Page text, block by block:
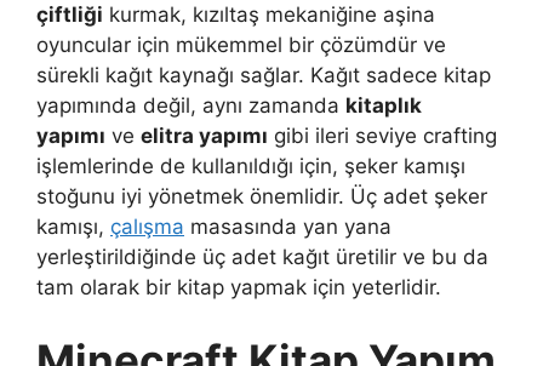
çiftliği kurmak, kızıltaş mekaniğine aşina
oyuncular için mükemmel bir çözümdür ve
sürekli kağıt kaynağı sağlar. Kağıt sadece kitap
yapımında değil, aynı zamanda kitaplık
yapımı ve elitra yapımı gibi ileri seviye crafting
işlemlerinde de kullanıldığı için, şeker kamışı
stoğunu iyi yönetmek önemlidir. Üç adet şeker
kamışı, çalışma masasında yan yana
yerleştirildiğinde üç adet kağıt üretilir ve bu da
tam olarak bir kitap yapmak için yeterlidir.